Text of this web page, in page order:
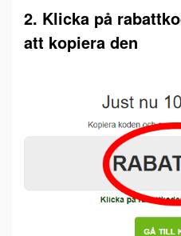
2. Klicka på
att kopiera den